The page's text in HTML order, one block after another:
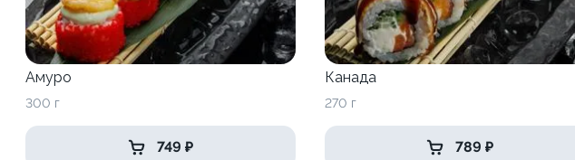
Амуро
300 г
749 ₽
Канада
270 г
789 ₽